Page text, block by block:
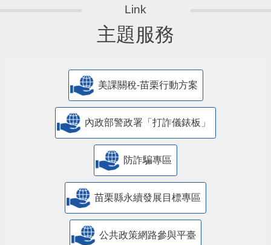
主題服務
美課關稅-苗栗行動方案
內政部警政署「打詐儀錶板」
防詐騙專區
苗栗縣永續發展目標專區
公共政策網路參與平臺